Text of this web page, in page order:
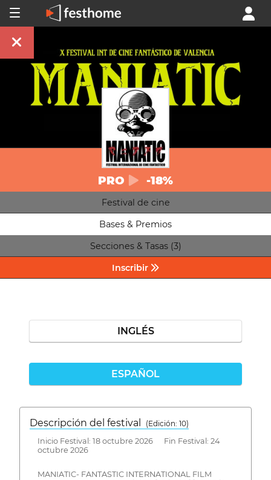
PRO -18%
Festival de cine
Bases & Premios
Secciones & Tasas (3)
Inscribir
INGLÉS
ESPAÑOL
Descripción del festival
( Edición: 10)
Inicio Festival: 18 octubre 2026 Fin Festival: 24
octubre 2026
MANIATIC- FANTASTIC INTERNATIONAL FILM